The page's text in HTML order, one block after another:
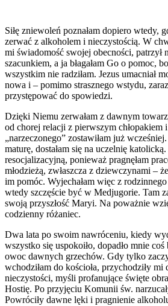
Siłę zniewoleń poznałam dopiero wtedy,
zerwać z alkoholem i nieczystością. W
mi świadomość swojej obecności, patrzył
szacunkiem, a ja błagałam Go o pomoc,
wszystkim nie radziłam. Jezus umacniał
nowa i – pomimo strasznego wstydu,
przystępować do spowiedzi.
Dzięki Niemu zerwałam z dawnym
od chorej relacji z pierwszym chłopakiem
„narzeczonego” zostawiłam już
maturę, dostałam się na uczelnię
resocjalizacyjną, ponieważ pragnęłam
młodzieżą, zwłaszcza z dziewczynami –
im pomóc. Wyjechałam więc z
wtedy szczęście być w Medjugorie. Tam
swoją przyszłość Maryi. Na poważnie
codzienny różaniec.
Dwa lata po swoim nawróceniu, kiedy
wszystko się uspokoiło, dopadło mnie
owoc dawnych grzechów. Gdy tylko
wchodziłam do kościoła, przychodziły mi
nieczystości, myśli profanujące święte
Hostię. Po przyjęciu Komunii św.
Powróciły dawne lęki i pragnienie